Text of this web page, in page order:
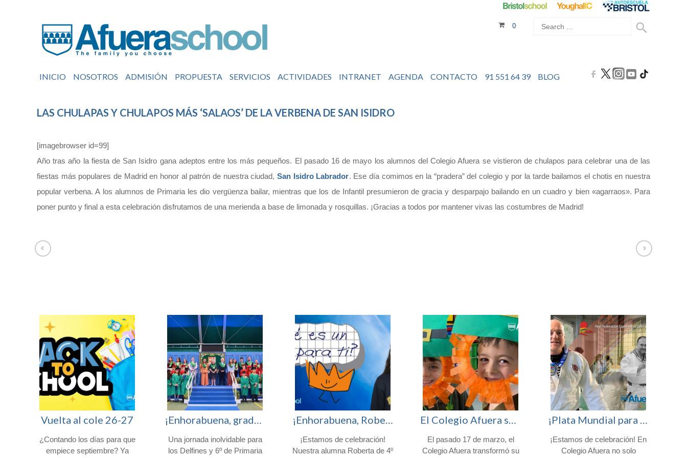
0
INICIO NOSOTROS ADMISIÓN PROPUESTA SERVICIOS ACTIVIDADES INTRANET AGENDA CONTACTO 91 551 64 39 BLOG
LAS CHULAPAS Y CHULAPOS MÁS ‘SALAOS’ DE LA VERBENA DE SAN ISIDRO
[imagebrowser id=99]
Año tras año la fiesta de San Isidro gana adeptos entre los más pequeños. El pasado 16 de mayo los alumnos del Colegio Afuera se vistieron de chulapos para celebrar una de las
fiestas más populares de Madrid en honor al patrón de nuestra ciudad,San Isidro Labrador. Ese día comimos en la “pradera” del colegio y por la tarde bailamos el chotis en nuestra
popular verbena. A los alumnos de Primaria les dio vergüenza bailar, mientras que los de Infantil presumieron de gracia y desparpajo bailando en un cuadro y bien «agarraos». Para
poner punto y final a esta celebración disfrutamos de una merienda a base de limonada y rosquillas. ¡Gracias a todos por mantener vivas las costumbres de Madrid!
Vuelta al cole 26-27
¿Contando los días para que
empiece septiembre? Ya
¡Enhorabuena, graduados!
Una jornada inolvidable para
los Delfines y 6º de Primaria
¡Enhorabuena, Roberta! Finalista en el certamen nacional «¿Qué es un Rey para ti?»
¡Estamos de celebración!
Nuestra alumna Roberta de 4º
El Colegio Afuera se viste de verde para celebrar San Patricio
El pasado 17 de marzo, el
Colegio Afuera transformó su
¡Plata Mundial para nuestro profesor Fran Nicolás!
¡Estamos de celebración! En
Colegio Afuera no solo